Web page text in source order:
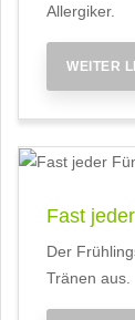
Allergiker.
WEITER
Fast
Der
Tränen aus.